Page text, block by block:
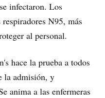
infectaron. Los
N95, más
al personal.
hace la prueba a todos
la admisión, y
anima a las enfermeras